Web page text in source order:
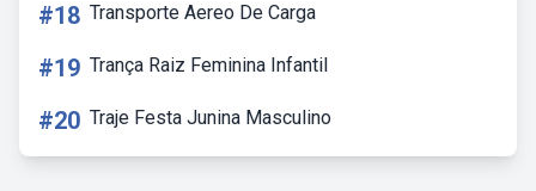
#18 Transporte Aereo De Carga
#19 Trança Raiz Feminina Infantil
#20 Traje Festa Junina Masculino